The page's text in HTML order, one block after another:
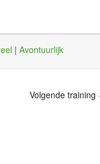
| Avontuurlijk
Volgende